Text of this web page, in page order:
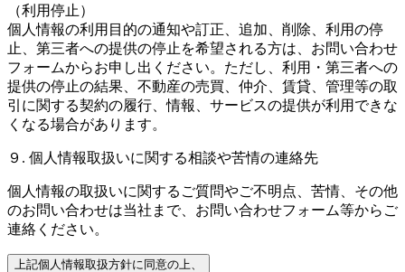
（利用停止）
個人情報の利用目的の通知や訂正、追加、削除、利用の停
止、第三者への提供の停止を希望される方は、お問い合わせ
フォームからお申し出ください。ただし、利用・第三者への
提供の停止の結果、不動産の売買、仲介、賃貸、管理等の取
引に関する契約の履行、情報、サービスの提供が利用できな
くなる場合があります。
９. 個人情報取扱いに関する相談や苦情の連絡先
個人情報の取扱いに関するご質問やご不明点、苦情、その他
のお問い合わせは当社まで、お問い合わせフォーム等からご
連絡ください。
上記個人情報取扱方針に同意の上、